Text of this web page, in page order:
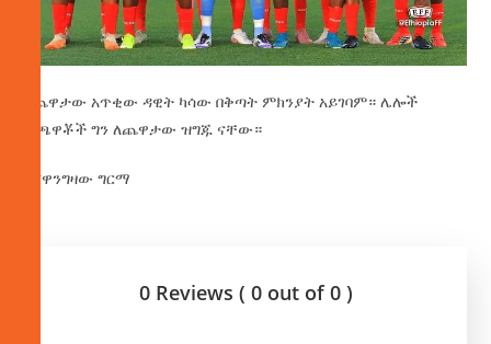
በጨዋታው አጥቂው ዳዊት ካሳው በቅጣት ምክንያት አይገባም። ሌሎች
ተጫዋቾች ግን ለጨዋታው ዝግጁ ናቸው።
በሸዋንግዛው ግርማ
0 Reviews ( 0 out of 0 )